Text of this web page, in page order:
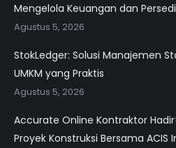
Mengelola Keuangan dan
Agustus 5, 2026
StokLedger: Solusi Manajemen
UMKM yang Praktis
Agustus 5, 2026
Accurate Online Kontraktor
Proyek Konstruksi Bersama ACIS